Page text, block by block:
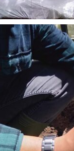
Sijamoor
Ciwidey